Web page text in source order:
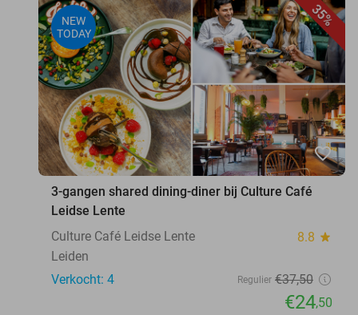
35%
NEW
TODAY
favorite_border
3-gangen shared dining-diner bij Culture Café
Leidse Lente
Culture Café Leidse Lente
8.8 star
Leiden
Verkocht: 4
Regulier €37,50
€24,50